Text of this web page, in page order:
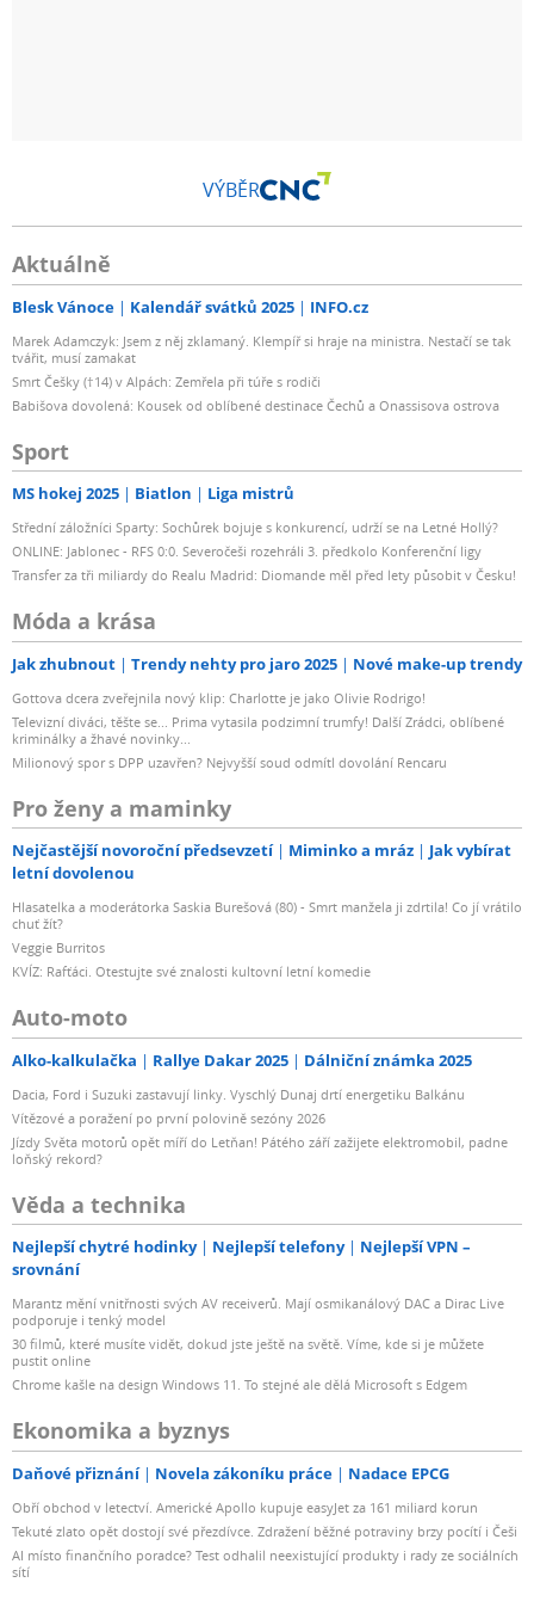
VÝBĚR
Aktuálně
Blesk Vánoce Kalendář svátků 2025 INFO.cz
Marek Adamczyk: Jsem z něj zklamaný. Klempíř si hraje na ministra. Nestačí se tak
tvářit, musí zamakat
Smrt Češky (†14) v Alpách: Zemřela při túře s rodiči
Babišova dovolená: Kousek od oblíbené destinace Čechů a Onassisova ostrova
Sport
MS hokej 2025 Biatlon Liga mistrů
Střední záložníci Sparty: Sochůrek bojuje s konkurencí, udrží se na Letné Hollý?
ONLINE: Jablonec - RFS 0:0. Severočeši rozehráli 3. předkolo Konferenční ligy
Transfer za tři miliardy do Realu Madrid: Diomande měl před lety působit v Česku!
Móda a krása
Jak zhubnout Trendy nehty pro jaro 2025 Nové make-up trendy
Gottova dcera zveřejnila nový klip: Charlotte je jako Olivie Rodrigo!
Televizní diváci, těšte se... Prima vytasila podzimní trumfy! Další Zrádci, oblíbené
kriminálky a žhavé novinky...
Milionový spor s DPP uzavřen? Nejvyšší soud odmítl dovolání Rencaru
Pro ženy a maminky
Nejčastější novoroční předsevzetí Miminko a mráz
Jak vybírat
letní dovolenou
Hlasatelka a moderátorka Saskia Burešová (80) - Smrt manžela ji zdrtila! Co jí vrátilo
chuť žít?
Veggie Burritos
KVÍZ: Rafťáci. Otestujte své znalosti kultovní letní komedie
Auto-moto
Alko-kalkulačka Rallye Dakar 2025 Dálniční známka 2025
Dacia, Ford i Suzuki zastavují linky. Vyschlý Dunaj drtí energetiku Balkánu
Vítězové a poražení po první polovině sezóny 2026
Jízdy Světa motorů opět míří do Letňan! Pátého září zažijete elektromobil, padne
loňský rekord?
Věda a technika
Nejlepší chytré hodinky Nejlepší telefony
Nejlepší VPN –
srovnání
Marantz mění vnitřnosti svých AV receiverů. Mají osmikanálový DAC a Dirac Live
podporuje i tenký model
30 filmů, které musíte vidět, dokud jste ještě na světě. Víme, kde si je můžete
pustit online
Chrome kašle na design Windows 11. To stejné ale dělá Microsoft s Edgem
Ekonomika a byznys
Daňové přiznání Novela zákoníku práce Nadace EPCG
Obří obchod v letectví. Americké Apollo kupuje easyJet za 161 miliard korun
Tekuté zlato opět dostojí své přezdívce. Zdražení běžné potraviny brzy pocítí i Češi
AI místo finančního poradce? Test odhalil neexistující produkty i rady ze sociálních
sítí